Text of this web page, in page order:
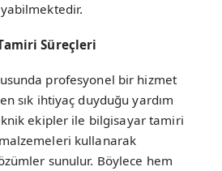
Süreçleri
profesyonel bir hizmet
sık ihtiyaç duyduğu yardım
ekipler ile bilgisayar tamiri
kullanarak
sunulur. Böylece hem